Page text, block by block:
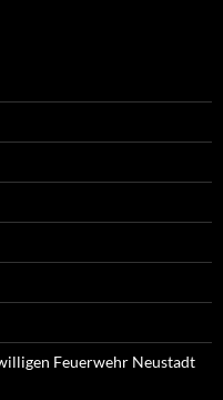
Feuerwehr Neustadt